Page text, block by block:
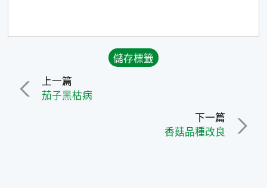
上一篇
茄子黑枯病
下一篇
香菇品種改良